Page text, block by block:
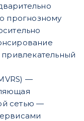
прогнозному
привлекательный
—
сетью —